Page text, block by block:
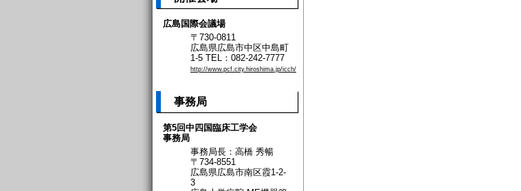
広島国際会議場
〒730-0811
広島県広島市中区中島町
1-5 TEL：082-242-7777
http://www.pcf.city.hiroshima.jp/icch/
事務局
第5回中四国臨床工学会
事務局
事務局長：高橋 秀暢
〒734-8551
広島県広島市南区霞1-2-
3